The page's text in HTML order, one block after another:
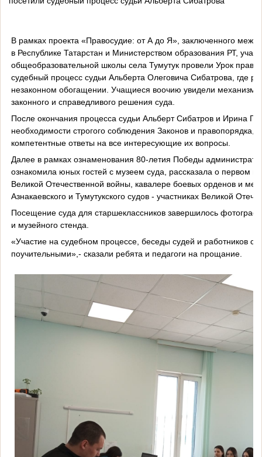
В рамках проекта «Правосудие: от А до Я», заключенного
в Республике Татарстан и Министерством образования РТ,
общеобразовательной школы села Тумутук провели Урок
судебный процесс судьи Альберта Олеговича Сибатрова, где
незаконном обогащении. Учащиеся воочию увидели механизм
законного и справедливого решения суда.
После окончания процесса судьи Альберт Сибатров и Ирина
необходимости строгого соблюдения Законов и правопорядка,
компетентные ответы на все интересующие их вопросы.
Далее в рамках ознаменования 80-летия Победы
ознакомила юных гостей с музеем суда, рассказала о первом
Великой Отечественной войны, кавалере боевых орденов и
Азнакаевского и Тумутукского судов - участниках Великой
Посещение суда для старшеклассников завершилось
и музейного стенда.
«Участие на судебном процессе, беседы судей и работников
поучительными»,- сказали ребята и педагоги на прощание.